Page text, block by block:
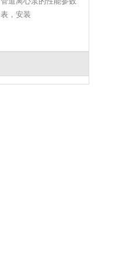
表，安装